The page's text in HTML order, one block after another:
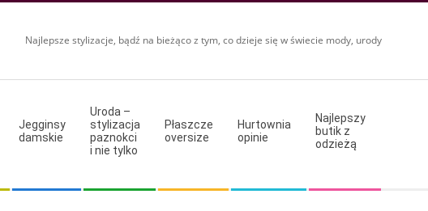
Najlepsze stylizacje, bądź na bieżąco z tym, co dzieje się w świecie mody, urody
Jegginsy
damskie
Uroda –
stylizacja
paznokci
i nie tylko
Płaszcze
oversize
Hurtownia
opinie
Najlepszy
butik z
odzieżą